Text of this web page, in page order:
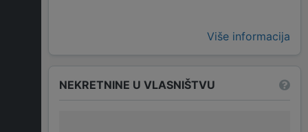
Više informacija
NEKRETNINE U VLASNIŠTVU